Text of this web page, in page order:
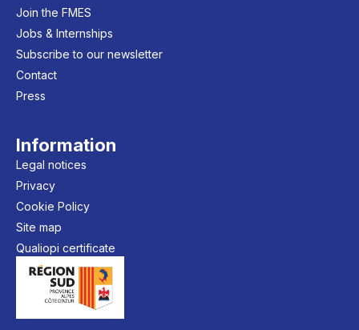
Join the FMES
Jobs & Internships
Subscribe to our newsletter
Contact
Press
Information
Legal notices
Privacy
Cookie Policy
Site map
Qualiopi certificate